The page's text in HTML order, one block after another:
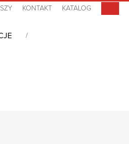
KONTAKT KATALOG